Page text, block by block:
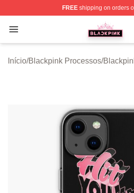
FREEshipping on orders
Open menu
BLACKPINK Shop - Official
Início/Blackpink Processos/